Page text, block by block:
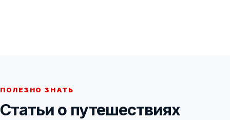
ПОЛЕЗНО ЗНАТЬ
Статьи о путешествиях